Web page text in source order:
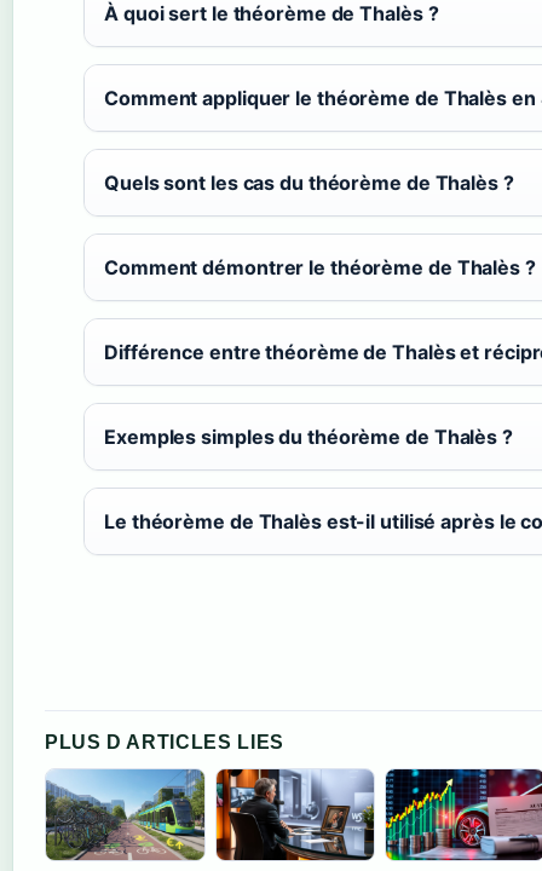
À quoi sert le théorème de Thalès ?
Comment appliquer le théorème de Thalès en
Quels sont les cas du théorème de Thalès ?
Comment démontrer le théorème de Thalès ?
Différence entre théorème de Thalès et
Exemples simples du théorème de Thalès ?
Le théorème de Thalès est-il utilisé après le
PLUS D ARTICLES LIES